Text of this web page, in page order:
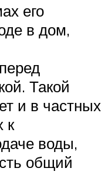
его
в дом,
Такой
и в частных
к
воды,
общий